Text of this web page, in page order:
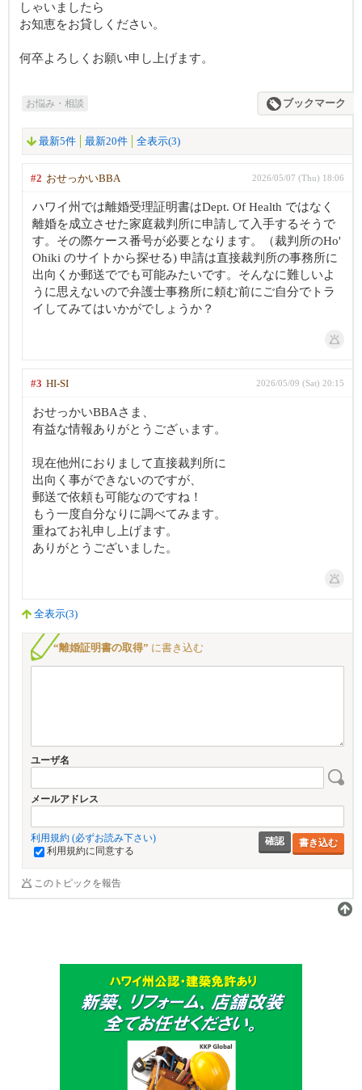
しゃいましたら
お知恵をお貸しください。
何卒よろしくお願い申し上げます。
お悩み・相談 ブックマーク
最新5件 最新20件 全表示(3)
#2 おせっかいBBA 2026/05/07 (Thu) 18:06
ハワイ州では離婚受理証明書はDept. Of Health ではなく
離婚を成立させた家庭裁判所に申請して入手するそうで
す。その際ケース番号が必要となります。（裁判所のHo'
Ohiki のサイトから探せる) 申請は直接裁判所の事務所に
出向くか郵送ででも可能みたいです。そんなに難しいよ
うに思えないので弁護士事務所に頼む前にご自分でトラ
イしてみてはいかがでしょうか？
#3 HI-SI 2026/05/09 (Sat) 20:15
おせっかいBBAさま、
有益な情報ありがとうござぃます。
現在他州におりまして直接裁判所に
出向く事ができないのですが、
郵送で依頼も可能なのですね！
もう一度自分なりに調べてみます。
重ねてお礼申し上げます。
ありがとうございました。
全表示(3)
“離婚証明書の取得” に書き込む
ユーザ名
メールアドレス
利用規約 (必ずお読み下さい)
利用規約に同意する
書き込む
このトピックを報告